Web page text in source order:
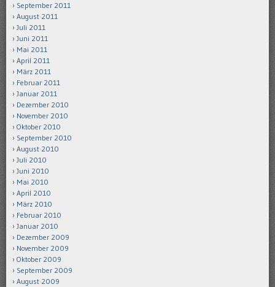
September 2011
August 2011
Juli 2011
Juni 2011
Mai 2011
April 2011
März 2011
Februar 2011
Januar 2011
Dezember 2010
November 2010
Oktober 2010
September 2010
August 2010
Juli 2010
Juni 2010
Mai 2010
April 2010
März 2010
Februar 2010
Januar 2010
Dezember 2009
November 2009
Oktober 2009
September 2009
August 2009